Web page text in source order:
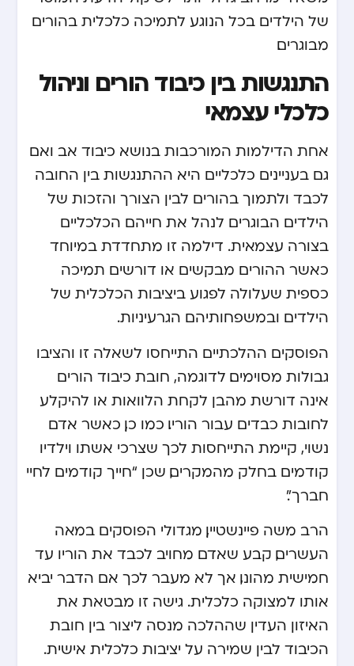
של הילדים בכל הנוגע לתמיכה כלכלית בהורים
מבוגרים.
התנגשות בין כיבוד הורים וניהול
כלכלי עצמאי
אחת הדילמות המורכבות בנושא כיבוד אב ואם
גם בעניינים כלכליים היא ההתנגשות בין החובה
לכבד ולתמוך בהורים לבין הצורך והזכות של
הילדים הבוגרים לנהל את חייהם הכלכליים
בצורה עצמאית. דילמה זו מתחדדת במיוחד
כאשר ההורים מבקשים או דורשים תמיכה
כספית שעלולה לפגוע ביציבות הכלכלית של
הילדים ובמשפחותיהם הגרעיניות.
הפוסקים ההלכתיים התייחסו לשאלה זו והציבו
גבולות מסוימים. לדוגמה, חובת כיבוד הורים
אינה דורשת מהבן לקחת הלוואות או להיקלע
לחובות כבדים עבור הוריו. כמו כן, כאשר אדם
נשוי, קיימת התייחסות לכך שצרכי אשתו וילדיו
קודמים בחלק מהמקרים, שכן “חייך קודמים לחיי
חברך”.
הרב משה פיינשטיין, מגדולי הפוסקים במאה
העשרים, קבע שאדם מחויב לכבד את הוריו עד
חמישית מהונו, אך לא מעבר לכך אם הדבר יביא
אותו למצוקה כלכלית. גישה זו מבטאת את
האיזון העדין שההלכה מנסה ליצור בין חובת
הכיבוד לבין שמירה על יציבות כלכלית אישית.